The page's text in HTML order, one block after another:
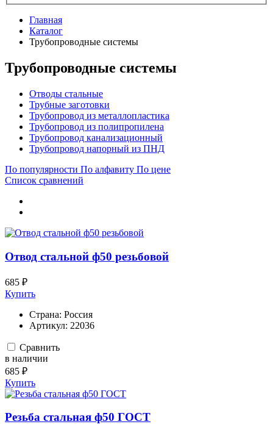
Главная
Каталог
Трубопроводные системы
Трубопроводные системы
Отводы стальные
Трубные заготовки
Трубопровод из металлопластика
Трубопровод из полипропилена
Трубопровод канализационный
Трубопровод напорный из ПНД
По популярности По алфавиту По цене
Список сравнений
Отвод стальной ф50 резьбовой
685 ₽
Купить
Страна: Россия
Артикул: 22036
Сравнить
в наличии
685 ₽
Купить
Резьба стальная ф50 ГОСТ